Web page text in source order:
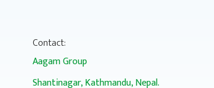
Contact:
Aagam Group
Shantinagar, Kathmandu, Nepal.